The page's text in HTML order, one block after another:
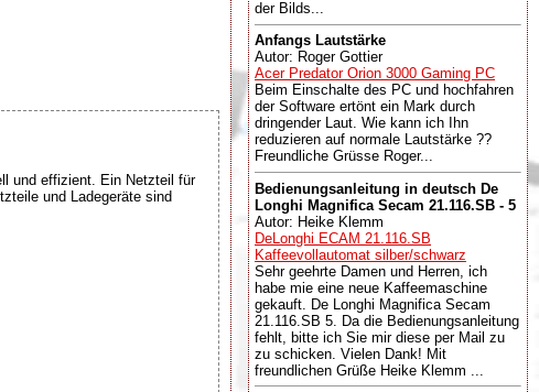
und effizient. Ein Netzteil für
und Ladegeräte sind
der Bilds...
Anfangs Lautstärke
Autor: Roger Gottier
Acer Predator Orion 3000 Gaming PC
Beim Einschalte des PC und hochfahren
der Software ertönt ein Mark durch
dringender Laut. Wie kann ich Ihn
reduzieren auf normale Lautstärke ??
Freundliche Grüsse Roger...
Bedienungsanleitung in deutsch De
Longhi Magnifica Secam 21.116.SB - 5
Autor: Heike Klemm
DeLonghi ECAM 21.116.SB
Kaffeevollautomat silber/schwarz
Sehr geehrte Damen und Herren, ich
habe mie eine neue Kaffeemaschine
gekauft. De Longhi Magnifica Secam
21.116.SB 5. Da die Bedienungsanleitung
fehlt, bitte ich Sie mir diese per Mail zu
zu schicken. Vielen Dank! Mit
freundlichen Grüße Heike Klemm ...